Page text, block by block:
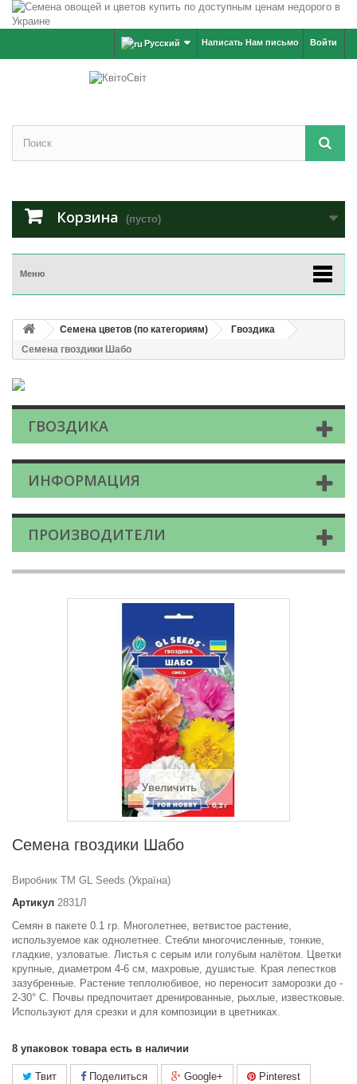
Войти
Написать Нам письмо
Русский
Корзина (пусто)
Меню
Семена цветов (по категориям)
Гвоздика
Семена гвоздики Шабо
ГВОЗДИКА
ИНФОРМАЦИЯ
ПРОИЗВОДИТЕЛИ
Увеличить
Семена гвоздики Шабо
Виробник ТМ GL Seeds (Україна)
Артикул 2831Л
Семян в пакете 0.1 гр. Многолетнее, ветвистое растение,
используемое как однолетнее. Стебли многочисленные, тонкие,
гладкие, узловатые. Листья с серым или голубым налётом. Цветки
крупные, диаметром 4-6 см, махровые, душистые. Края лепестков
зазубренные. Растение теплолюбивое, но переносит заморозки до -
2-30° С. Почвы предпочитает дренированные, рыхлые, известковые.
Используют для срезки и для композиции в цветниках.
8 упаковок товара есть в наличии
Твит Поделиться Google+ Pinterest